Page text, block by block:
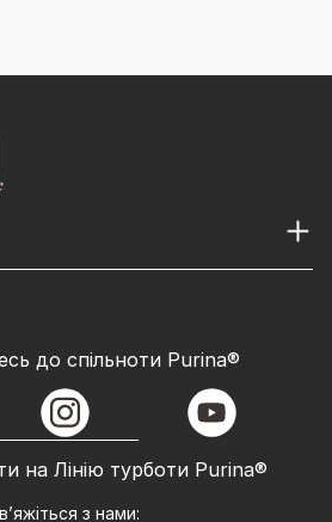
на Лінію турботи Purina®
з нами:
до спільноти Purina®
instagram youtube